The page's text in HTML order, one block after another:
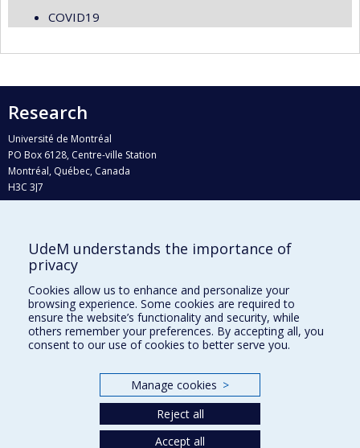
COVID19
Research
Université de Montréal
PO Box 6128, Centre-ville Station
Montréal, Québec, Canada
H3C 3J7
Who does what?
Find us
Site map
Accessibility
UdeM understands the importance of
privacy
Cookies allow us to enhance and personalize your
browsing experience. Some cookies are required to
ensure the website’s functionality and security, while
others remember your preferences. By accepting all, you
consent to our use of cookies to better serve you.
Manage cookies >
Reject all
Accept all